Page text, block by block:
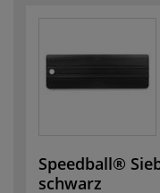
Speedball®
schwarz